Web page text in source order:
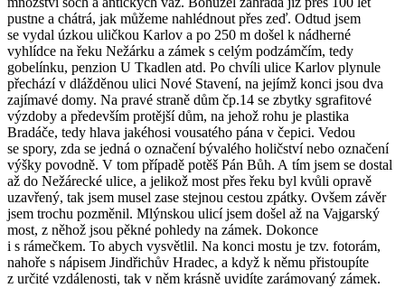
pustne a chátrá, jak můžeme nahlédnout přes zeď. Odtud jsem
se vydal úzkou uličkou Karlov a po 250 m došel k nádherné
vyhlídce na řeku Nežárku a zámek s celým podzámčím, tedy
gobelínku, penzion U Tkadlen atd. Po chvíli ulice Karlov plynule
přechází v dlážděnou ulici Nové Stavení, na jejímž konci jsou dva
zajímavé domy. Na pravé straně dům čp.14 se zbytky sgrafitové
výzdoby a především protější dům, na jehož rohu je plastika
Bradáče, tedy hlava jakéhosi vousatého pána v čepici. Vedou
se spory, zda se jedná o označení bývalého holičství nebo označení
výšky povodně. V tom případě potěš Pán Bůh. A tím jsem se dostal
až do Nežárecké ulice, a jelikož most přes řeku byl kvůli opravě
uzavřený, tak jsem musel zase stejnou cestou zpátky. Ovšem závěr
jsem trochu pozměnil. Mlýnskou ulicí jsem došel až na Vajgarský
most, z něhož jsou pěkné pohledy na zámek. Dokonce
i s rámečkem. To abych vysvětlil. Na konci mostu je tzv. fotorám,
nahoře s nápisem Jindřichův Hradec, a když k němu přistoupíte
z určité vzdálenosti, tak v něm krásně uvidíte zarámovaný zámek.